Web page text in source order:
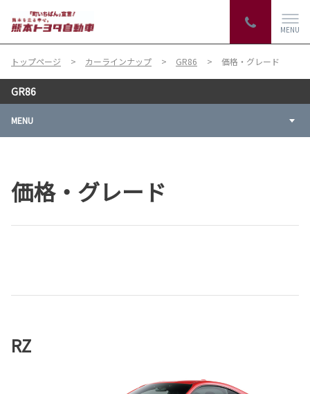
MENU
トップページ カーラインナップ GR86 価格・グレード
GR86
MENU
価格・グレード
RZ